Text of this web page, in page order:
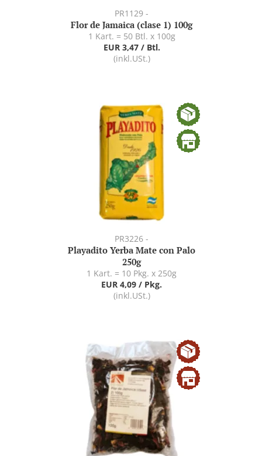
PR1129 -
Flor de Jamaica (clase 1) 100g
1 Kart. = 50 Btl. x 100g
EUR 3,47 / Btl.
(inkl.USt.)
PR3226 -
Playadito Yerba Mate con Palo
250g
1 Kart. = 10 Pkg. x 250g
EUR 4,09 / Pkg.
(inkl.USt.)